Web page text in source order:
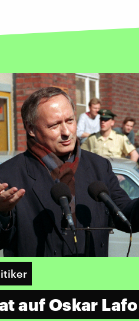
auf Oskar